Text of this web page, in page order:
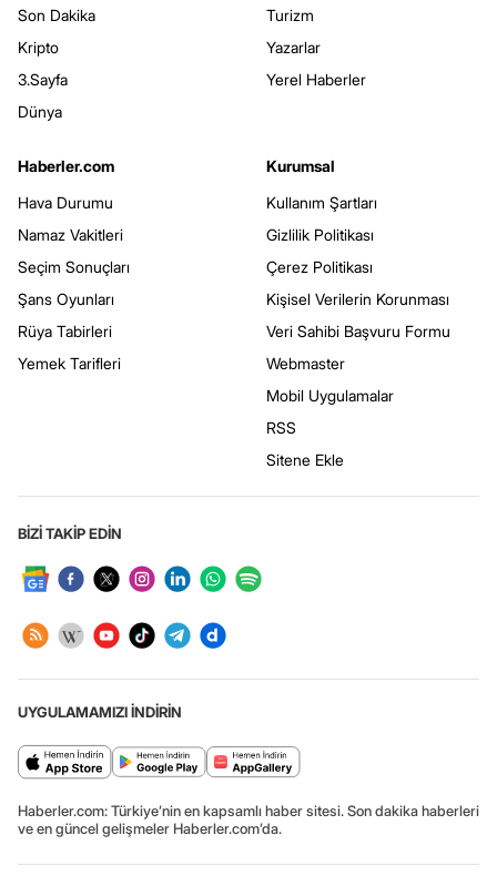
Son Dakika
Kripto
3.Sayfa
Dünya
Turizm
Yazarlar
Yerel Haberler
Haberler.com
Hava Durumu
Namaz Vakitleri
Seçim Sonuçları
Şans Oyunları
Rüya Tabirleri
Yemek Tarifleri
Kurumsal
Kullanım Şartları
Gizlilik Politikası
Çerez Politikası
Kişisel Verilerin Korunması
Veri Sahibi Başvuru Formu
Webmaster
Mobil Uygulamalar
RSS
Sitene Ekle
BİZİ TAKİP EDİN
UYGULAMAMIZI İNDİRİN
Haberler.com: Türkiye’nin en kapsamlı haber sitesi. Son dakika haberleri
ve en güncel gelişmeler Haberler.com’da.